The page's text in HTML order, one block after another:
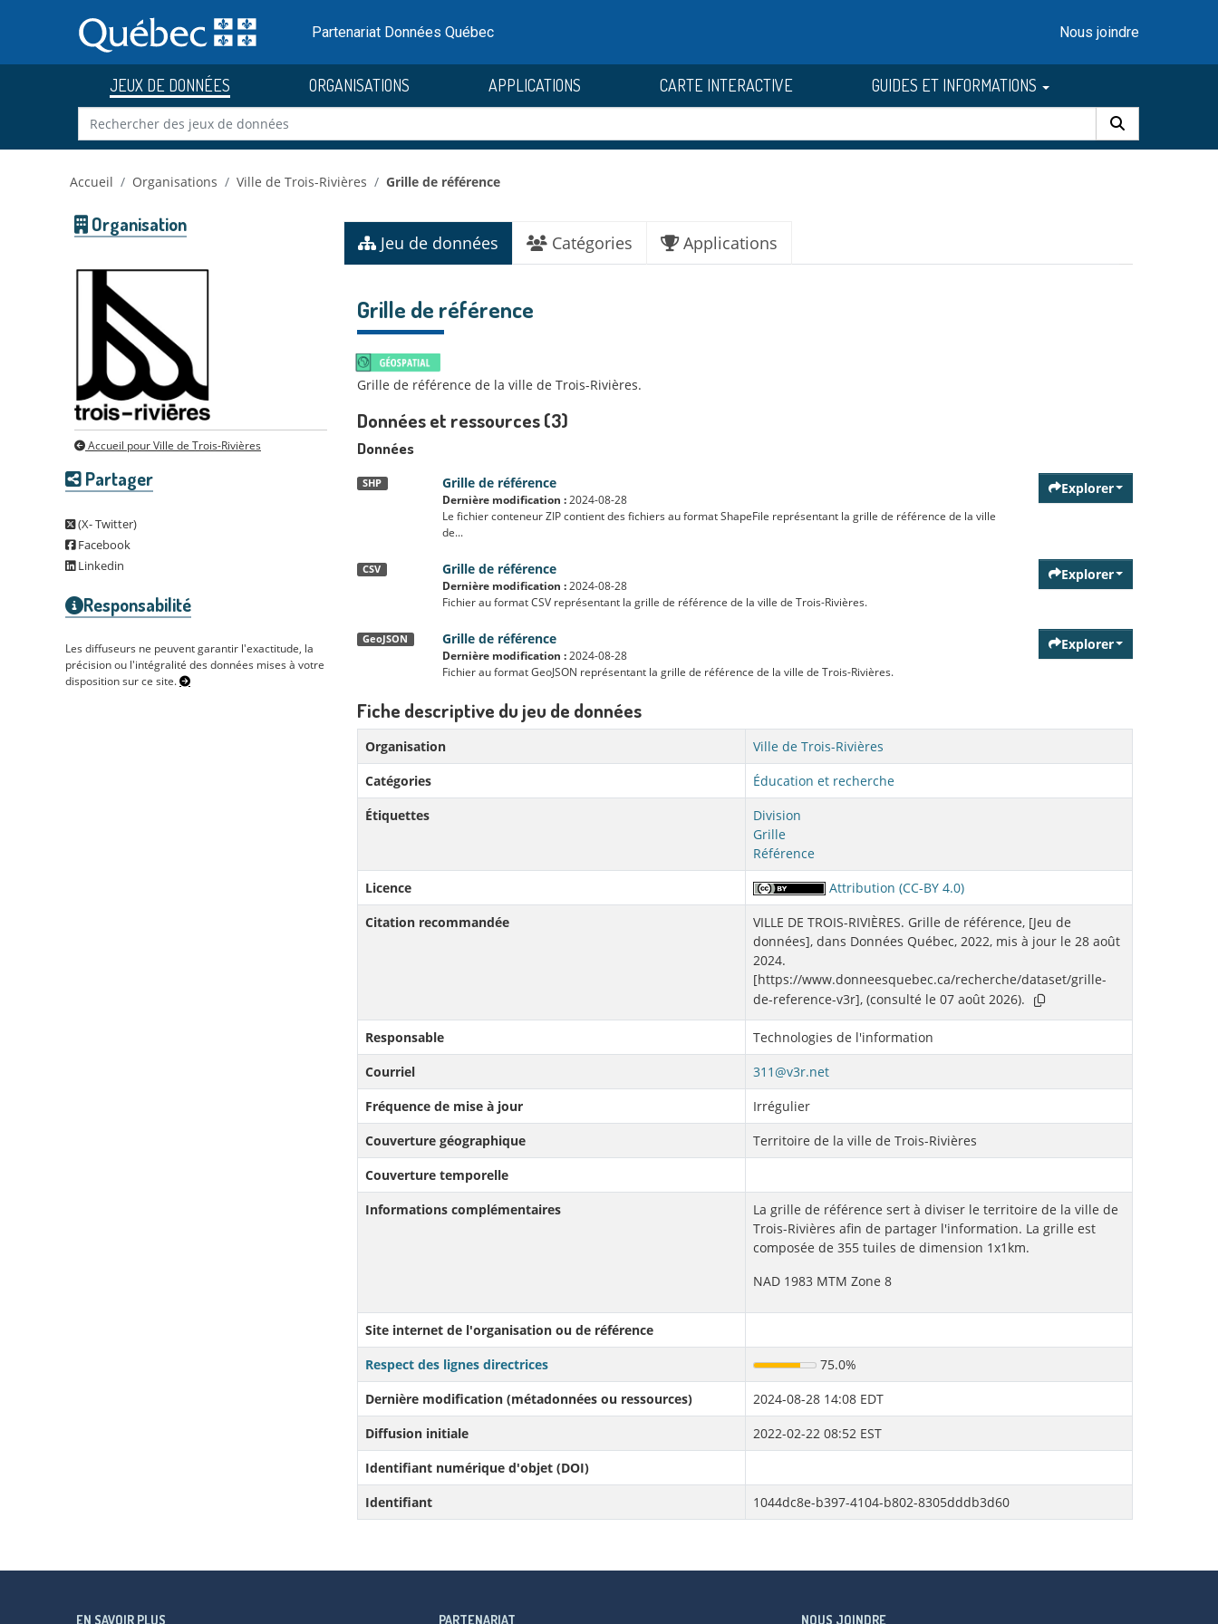
au
contenu
Partenariat Données Québec Nous joindre
JEUX DE DONNÉES ORGANISATIONS APPLICATIONS CARTE INTERACTIVE GUIDES ET INFORMATIONS
Accueil Organisations Ville de Trois-Rivières Grille de référence
Organisation
Accueil pour Ville de Trois-Rivières
Partager
(X- Twitter)
Facebook
Linkedin
Responsabilité
Les diffuseurs ne peuvent garantir l'exactitude, la
précision ou l'intégralité des données mises à votre
disposition sur ce site.
Jeu de données Catégories Applications
Grille de référence
Grille de référence de la ville de Trois-Rivières.
Données et ressources (3)
Données
Grille de référence
SHP
Dernière modification :2024-08-28
Le fichier conteneur ZIP contient des fichiers au format ShapeFile représentant la grille de référence de la ville
de...
Explorer
Grille de référence
CSV
Dernière modification :2024-08-28
Fichier au format CSV représentant la grille de référence de la ville de Trois-Rivières.
Explorer
Grille de référence
GeoJSON
Dernière modification :2024-08-28
Fichier au format GeoJSON représentant la grille de référence de la ville de Trois-Rivières.
Explorer
Fiche descriptive du jeu de données
Organisation
Ville de Trois-Rivières
Catégories
Éducation et recherche
Étiquettes
Division
Grille
Référence
Licence
Attribution (CC-BY 4.0)
Citation recommandée
VILLE DE TROIS-RIVIÈRES. Grille de référence, [Jeu de
données], dans Données Québec, 2022, mis à jour le 28 août
2024.
[https://www.donneesquebec.ca/recherche/dataset/grille-
de-reference-v3r], (consulté le 07 août 2026).
Responsable
Technologies de l'information
Courriel
311@v3r.net
Fréquence de mise à jour
Irrégulier
Couverture géographique
Territoire de la ville de Trois-Rivières
Couverture temporelle
Informations complémentaires
La grille de référence sert à diviser le territoire de la ville de
Trois-Rivières afin de partager l'information. La grille est
composée de 355 tuiles de dimension 1x1km.
NAD 1983 MTM Zone 8
Site internet de l'organisation ou de référence
Respect des lignes directrices
75.0%
Dernière modification (métadonnées ou ressources)
2024-08-28 14:08 EDT
Diffusion initiale
2022-02-22 08:52 EST
Identifiant numérique d'objet (DOI)
Identifiant
1044dc8e-b397-4104-b802-8305dddb3d60
EN SAVOIR PLUS PARTENARIAT NOUS JOINDRE